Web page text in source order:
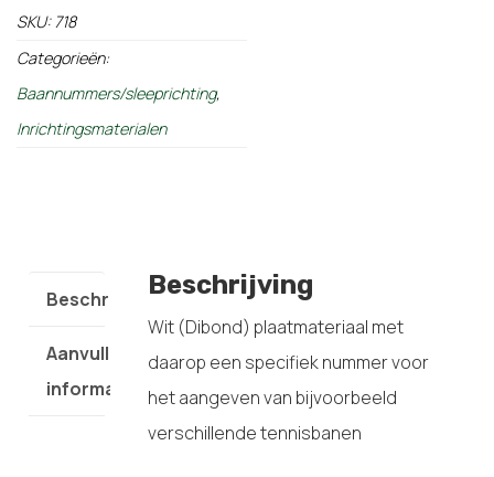
SKU:718
Categorieën:
Baannummers/sleeprichting,
Inrichtingsmaterialen
Beschrijving
Aanvullende
informatie
Beschrijving
Wit (Dibond) plaatmateriaal met
daarop een specifiek nummer voor
het aangeven van bijvoorbeeld
verschillende tennisbanen